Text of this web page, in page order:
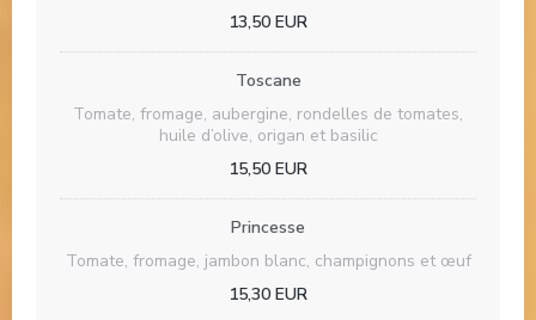
13,50 EUR
Toscane
Tomate, fromage, aubergine, rondelles de tomates,
huile d’olive, origan et basilic
15,50 EUR
Princesse
Tomate, fromage, jambon blanc, champignons et œuf
15,30 EUR